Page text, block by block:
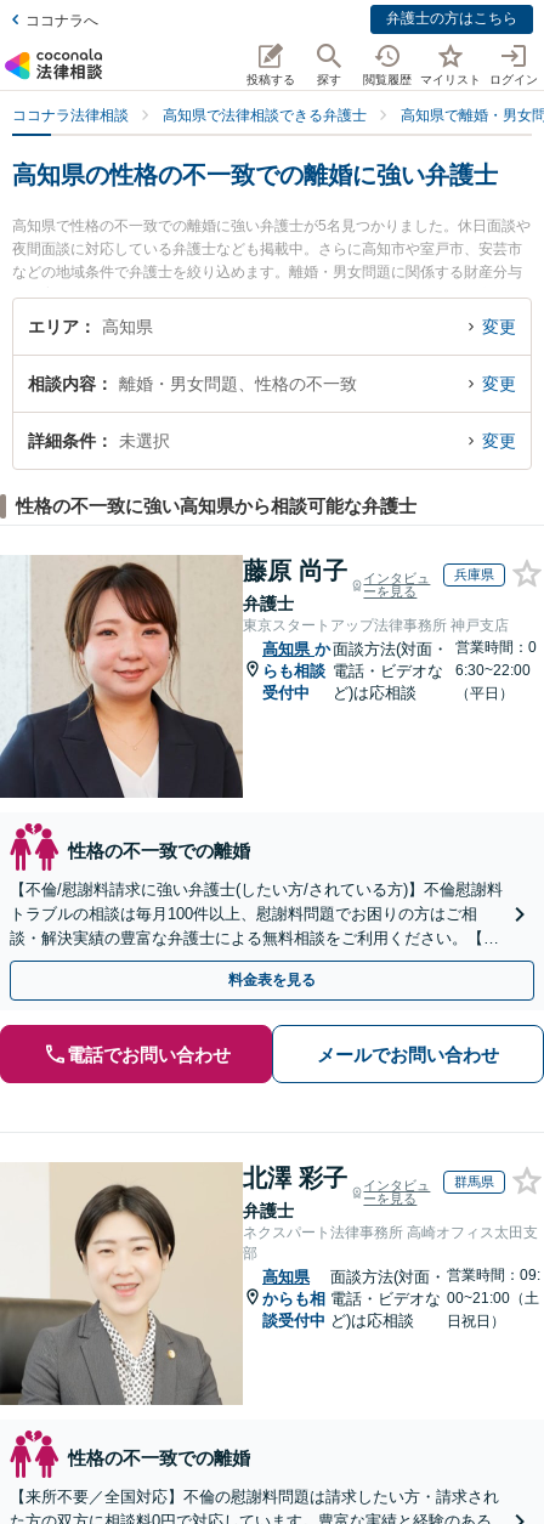
ココナラへ 弁護士の方はこちら
投稿する 探す 閲覧履歴 マイリスト ログイン
ココナラ法律相談 高知県で法律相談できる弁護士 高知県で離婚・男女
高知県の性格の不一致での離婚に強い弁護士
高知県で性格の不一致での離婚に強い弁護士が5名見つかりました。休日面談や
夜間面談に対応している弁護士なども掲載中。さらに高知市や室戸市、安芸市
などの地域条件で弁護士を絞り込めます。離婚・男女問題に関係する財産分与
や養育費、親権等の細かな分野での絞り込み検索もでき便利です。特に高知ロ
イヤルオーク法律事務所の小野塚 直毅弁護士や御座法律事務所の久保 宜弘弁護
での離婚のトラブルを今すぐに弁護士に相談したい』『性格の不一致での離婚
のトラブル解決の実績豊富な近くの弁護士を検索したい』『初回相談無料で性
格の不一致での離婚を法律相談できる高知県内の弁護士に相談予約したい』な
エリア 高知県 変更
相談内容 離婚・男女問題、性格の不一致 変更
詳細条件 未選択 変更
性格の不一致に強い高知県から相談可能な弁護士
藤原 尚子
弁護士
インタビュ
ーを見る
兵庫県
東京スタートアップ法律事務所 神戸支店
高知県 か
らも相談
受付中
面談方法(対面・
電話・ビデオな
ど)は応相談
営業時間：0
6:30~22:00
（平日）
性格の不一致での離婚
【不倫/慰謝料請求に強い弁護士(したい方/されている方)】不倫慰謝料
トラブルの相談は毎月100件以上、慰謝料問題でお困りの方はご相
談・解決実績の豊富な弁護士による無料相談をご利用ください。【不
倫相談は初回0円】【全国対応】
料金表を見る
電話でお問い合わせ メールでお問い合わせ
北澤 彩子
弁護士
インタビュ
ーを見る
群馬県
ネクスパート法律事務所 高崎オフィス太田支
部
高知県
からも相
談受付中
面談方法(対面・
電話・ビデオな
ど)は応相談
営業時間：09:
00~21:00（土
日祝日）
性格の不一致での離婚
【来所不要／全国対応】不倫の慰謝料問題は請求したい方・請求され